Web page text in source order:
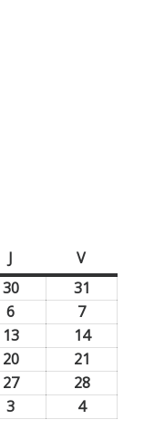
J Vviernes
3030
2026
31
2026
6
agosto,
2026
77
agosto,
2026
1313
agosto,
2026
1414
2026
2020
agosto,
21
agosto,
2727
2828
3 44